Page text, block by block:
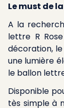
Le must de
A la
lettre R
décoration,
une lumière
le ballon
Disponible
tès simple à